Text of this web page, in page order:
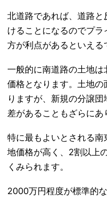
北道路であれば、道路
けることになるのでプ
方が利点があるといえる
一般的に南道路の土地
価格となります。土地の
りますが、新規の分譲
差があることもざらにあ
特に最もよいとされる
地価格が高く、2割以上
くみられます。
2000万円程度が標準的